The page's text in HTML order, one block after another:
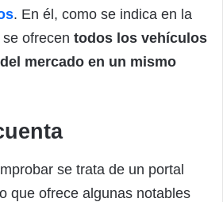
. En él, como se indica en la
ofrecen todos los vehículos
mercado en un mismo
se trata de un portal
que ofrece algunas notables